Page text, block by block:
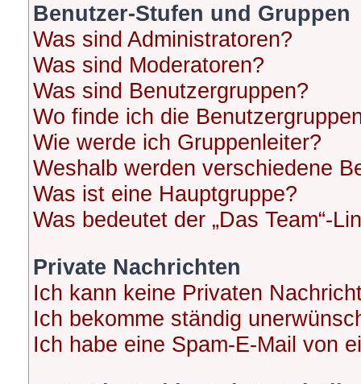
Benutzer-Stufen und Gruppen
Was sind Administratoren?
Was sind Moderatoren?
Was sind Benutzergruppen?
Wo finde ich die
Wie werde ich Gruppenleiter?
Weshalb werden verschiedene
Was ist eine Hauptgruppe?
Was bedeutet der „Das Team“-
Private Nachrichten
Ich kann keine Privaten
Ich bekomme ständig
Ich habe eine Spam-E-Mail von